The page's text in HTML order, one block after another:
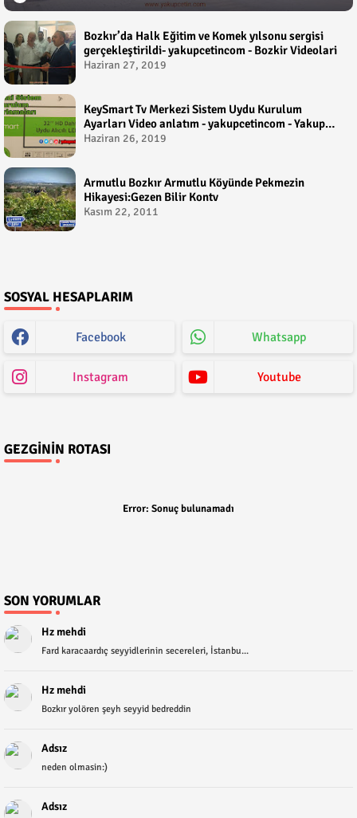
Bozkır’da Halk Eğitim ve Komek yılsonu sergisi
gerçekleştirildi- yakupcetincom - Bozkir Videolari
Haziran 27, 2019
KeySmart Tv Merkezi Sistem Uydu Kurulum
Ayarları Video anlatım - yakupcetincom - Yakup
Çetin
Haziran 26, 2019
Armutlu Bozkır Armutlu Köyünde Pekmezin
Hikayesi:Gezen Bilir Kontv
Kasım 22, 2011
SOSYAL HESAPLARIM
Facebook Whatsapp
Instagram Youtube
GEZGININ ROTASI
Error: Sonuç bulunamadı
SON YORUMLAR
Hz mehdi
Fard karacaardıç seyyidlerinin secereleri, İstanbu...
Hz mehdi
Bozkır yolören şeyh seyyid bedreddin
Adsız
neden olmasin:)
Adsız